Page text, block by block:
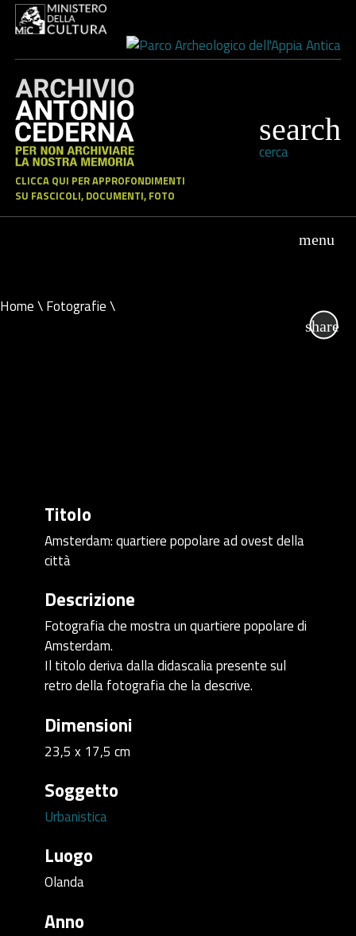
CLICCA QUI PER APPROFONDIMENTI
SU FASCICOLI, DOCUMENTI, FOTO
cerca
Home\Fotografie\
Titolo
Amsterdam: quartiere popolare ad ovest della
città
Descrizione
Fotografia che mostra un quartiere popolare di
Amsterdam.
Il titolo deriva dalla didascalia presente sul
retro della fotografia che la descrive.
Dimensioni
23,5 x 17,5 cm
Soggetto
Urbanistica
Luogo
Olanda
Anno